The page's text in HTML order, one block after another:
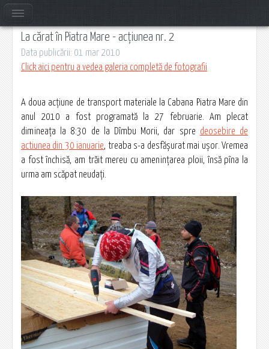
La cărat în Piatra Mare - acțiunea nr. 2
Data publicării: 01 mar 2010
Click aici pentru a vedea galeria completă de fotografii
A doua acţiune de transport materiale la Cabana Piatra Mare din
anul 2010 a fost programată la 27 februarie. Am plecat
dimineaţa la 8:30 de la Dîmbu Morii, dar spre deosebire de
actiunea din 30 ianuarie, treaba s-a desfășurat mai ușor. Vremea
a fost închisă, am trăit mereu cu amenințarea ploii, însă pîna la
urma am scăpat neudați.